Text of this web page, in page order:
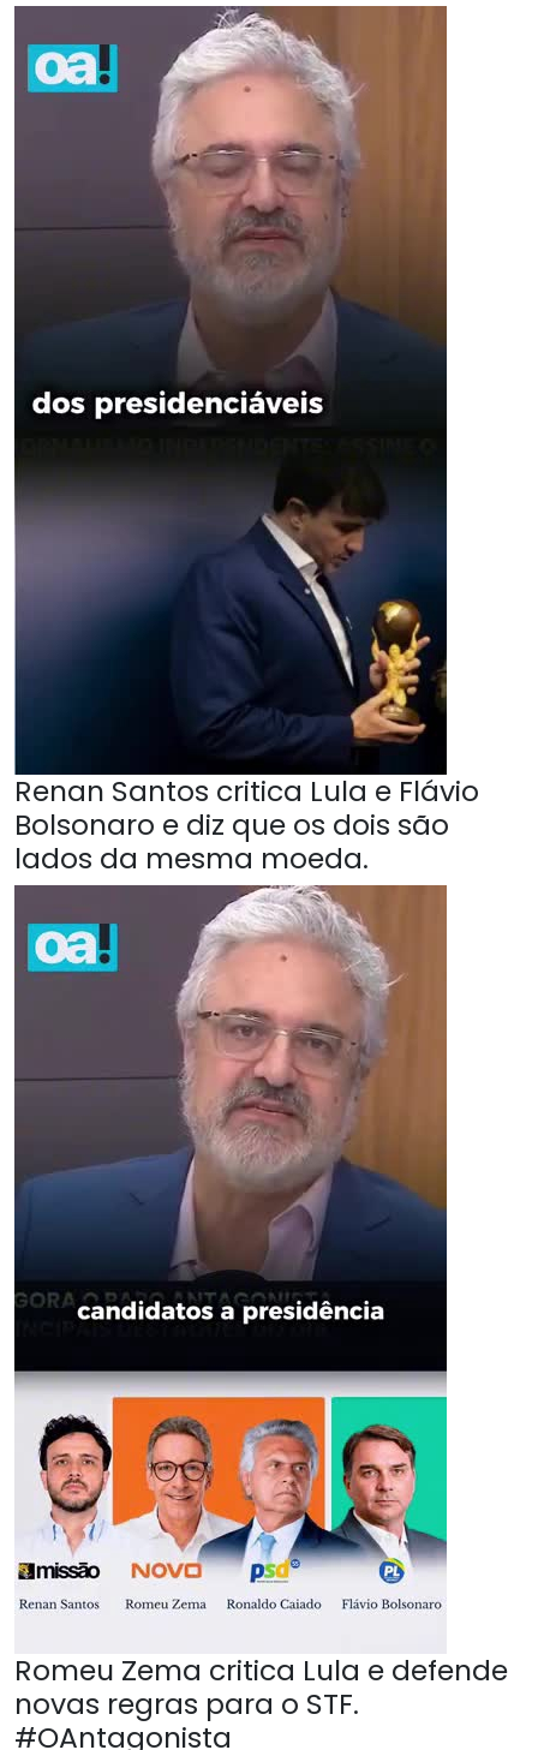
Renan Santos critica Lula e Flávio
Bolsonaro e diz que os dois são
lados da mesma moeda.
Romeu Zema critica Lula e defende
novas regras para o STF.
#OAntagonista